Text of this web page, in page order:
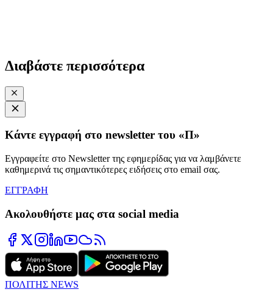
Διαβάστε περισσότερα
Κάντε εγγραφή στο newsletter του «Π»
Εγγραφείτε στο Newsletter της εφημερίδας για να λαμβάνετε
καθημερινά τις σημαντικότερες ειδήσεις στο email σας.
ΕΓΓΡΑΦΗ
Ακολουθήστε μας στα social media
ΠΟΛΙΤΗΣ NEWS